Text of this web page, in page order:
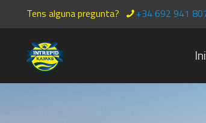
Tens alguna pregunta? +34 692 941